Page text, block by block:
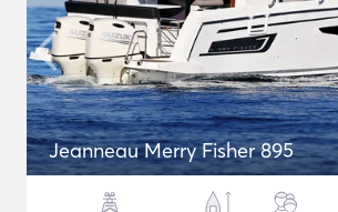
Jeanneau Merry Fisher 895